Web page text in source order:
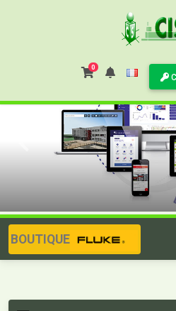
0
BOUTIQUE